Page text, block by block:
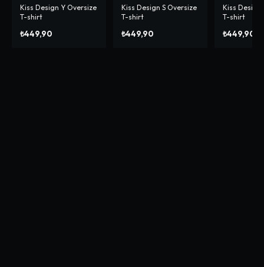
Kiss Design Y Oversize
T-shirt
₺449,90
Kiss Design S Oversize
T-shirt
₺449,90
Kiss Design
T-shirt
₺449,90